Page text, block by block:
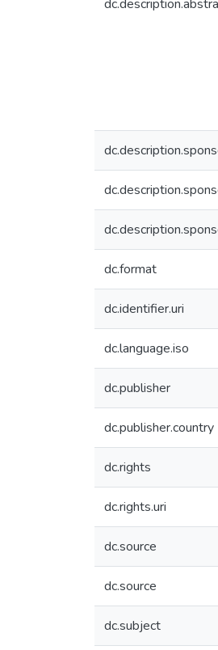
dc.format
dc.identifier.uri
dc.language.iso
dc.publisher
dc.publisher.country
dc.rights
dc.rights.uri
dc.source
dc.source
dc.subject